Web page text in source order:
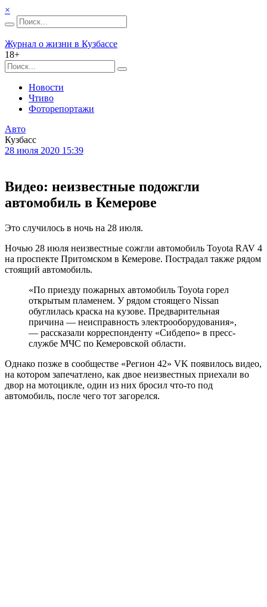
×
Журнал о жизни в Кузбассе
18+
Новости
Чтиво
Фоторепортажи
Авто
Кузбасс
28 июля 2020 15:39
Видео: неизвестные подожгли
автомобиль в Кемерове
Это случилось в ночь на 28 июля.
Ночью 28 июля неизвестные сожгли автомобиль Toyota RAV 4
на проспекте Притомском в Кемерове. Пострадал также рядом
стоящий автомобиль.
«По приезду пожарных автомобиль Toyota горел
открытым пламенем. У рядом стоящего Nissan
обуглилась краска на кузове. Предварительная
причина — неисправность электрооборудования»,
— рассказали корреспонденту «Сибдепо» в пресс-
службе МЧС по Кемеровской области.
Однако позже в сообществе «Регион 42» VK появилось видео,
на котором запечатлено, как двое неизвестных приехали во
двор на мотоцикле, один из них бросил что-то под
автомобиль, после чего тот загорелся.